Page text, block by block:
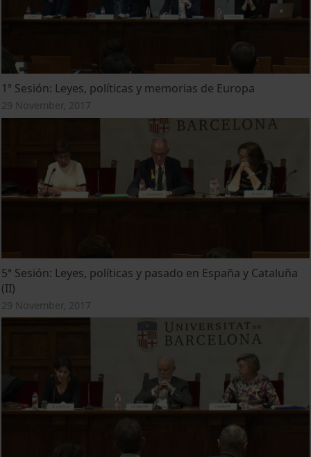
1ª Sesión: Leyes, políticas y memorias de Europa
29 November, 2017
5ª Sesión: Leyes, políticas y pasado en España y Cataluña
(II)
29 November, 2017